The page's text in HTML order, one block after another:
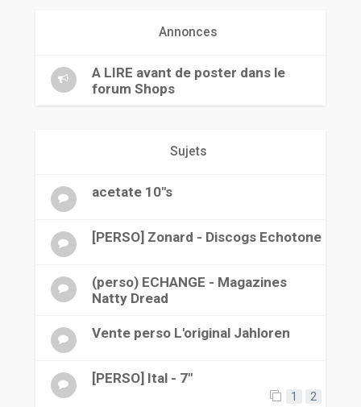
Annonces
A LIRE avant de poster dans le
forum Shops
Sujets
acetate 10"s
[PERSO] Zonard - Discogs Echotone
(perso) ECHANGE - Magazines
Natty Dread
Vente perso L'original Jahloren
[PERSO] Ital - 7"
1 2